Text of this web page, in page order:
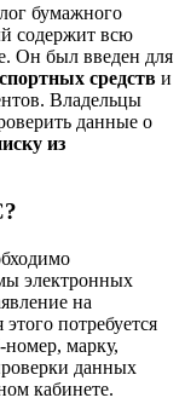
бумажного
содержит всю
Он был введен для
средств и
Владельцы
данные о
из
электронных
на
этого потребуется
марку,
данных
кабинете.